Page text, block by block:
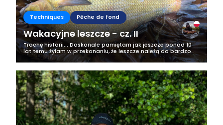
Techniques Pêche de fond
Wakacyjne leszcze - cz. II
Trochę historii... Doskonale pamiętam jak jeszcze ponad 10
lat temu żyłam w przekonaniu, że leszcze należą do bardzo
ostrożnych ryb i czasem łowiłam je na feedera, bądź
odległościówkę przy użyciu...